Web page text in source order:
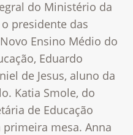
do Ministério da
presidente das
Ensino Médio do
Eduardo
de Jesus, aluno da
Katia Smole, do
de Educação
primeira mesa. Anna